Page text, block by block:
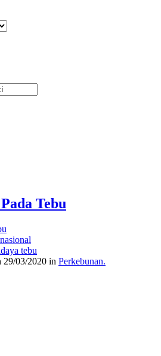
Tebu
tebu
29/03/2020 in Perkebunan.